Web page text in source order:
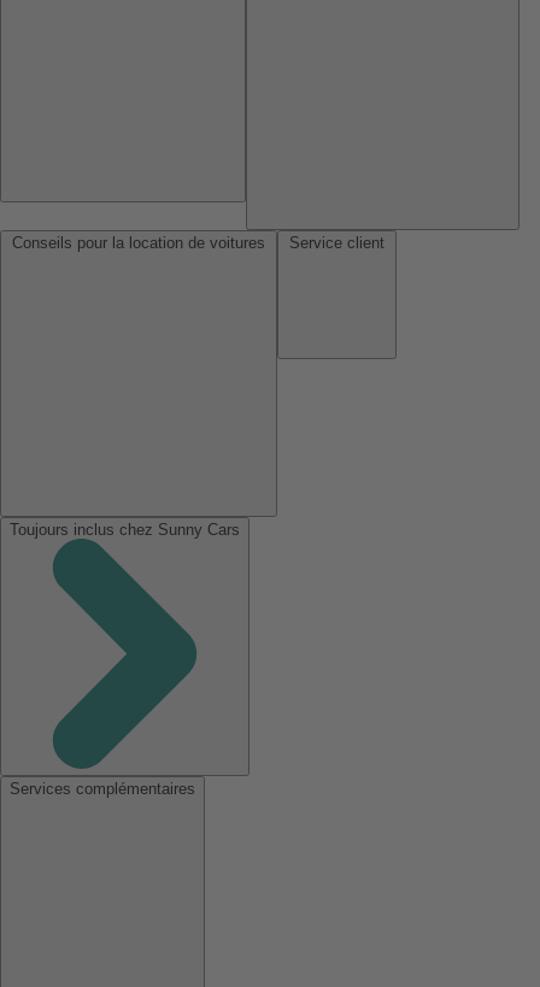
Toujours inclus chez Sunny Cars
Services complémentaires